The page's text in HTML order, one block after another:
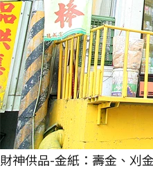
財神供品-金紙：壽金、刈